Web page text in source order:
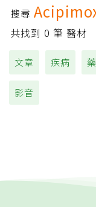
搜尋
共找到 0 筆 醫材
文章 疾病
影音